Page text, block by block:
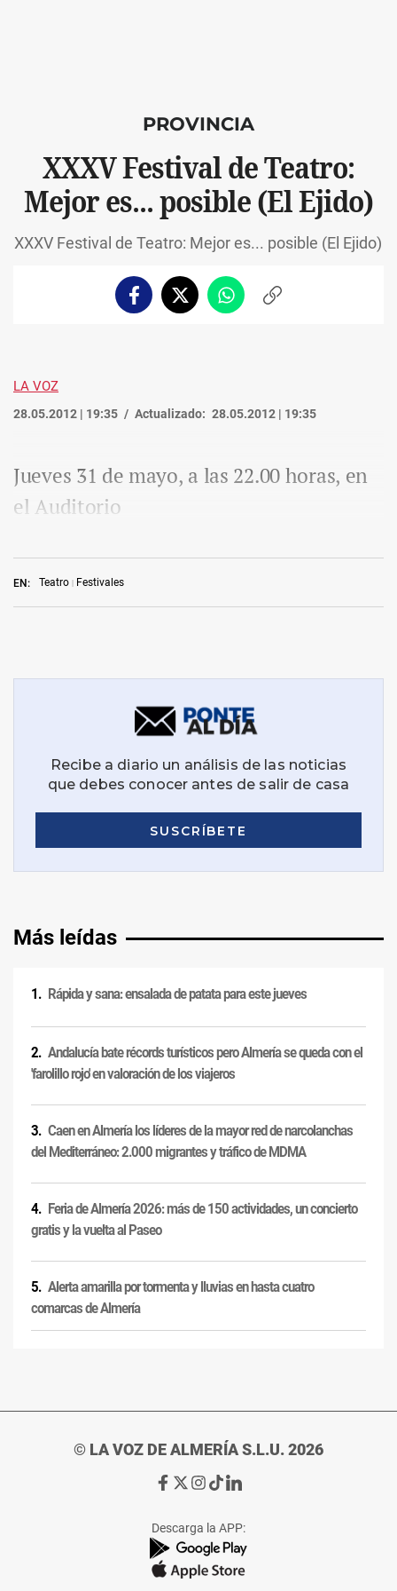
PROVINCIA
XXXV Festival de Teatro:
Mejor es... posible (El Ejido)
XXXV Festival de Teatro: Mejor es... posible (El Ejido)
FacebookTwitterWhatsappCopiar
LA VOZ
28.05.2012 | 19:35 Actualizado: 28.05.2012 | 19:35
EN: Teatro Festivales
Jueves 31 de mayo, a las 22.00 horas, en
el Auditorio
Más leídas
Rápida y sana: ensalada de patata para este jueves
Andalucía bate récords turísticos pero Almería se queda con el
'farolillo rojo' en valoración de los viajeros
Caen en Almería los líderes de la mayor red de narcolanchas
del Mediterráneo: 2.000 migrantes y tráfico de MDMA
Feria de Almería 2026: más de 150 actividades, un concierto
gratis y la vuelta al Paseo
Alerta amarilla por tormenta y lluvias en hasta cuatro
comarcas de Almería
© LA VOZ DE ALMERÍA S.L.U. 2026
Ir
de
La
Voz
Ir
de
La
Voz
Ir
de
La
Voz
Ir
de
La
Voz
Ir
de
La
Voz
Descarga la APP: